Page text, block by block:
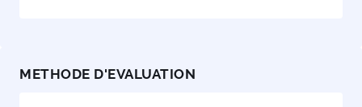
METHODE D'EVALUATION